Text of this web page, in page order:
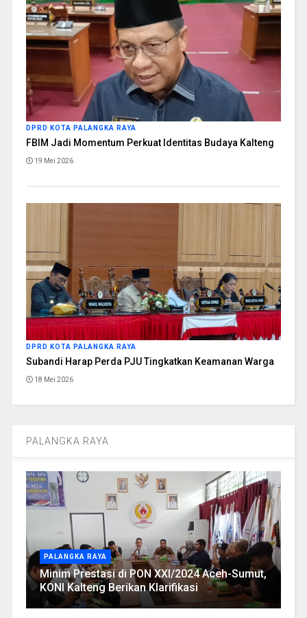
DPRD KOTA PALANGKA RAYA
FBIM Jadi Momentum Perkuat Identitas Budaya Kalteng
19 Mei 2026
DPRD KOTA PALANGKA RAYA
Subandi Harap Perda PJU Tingkatkan Keamanan Warga
18 Mei 2026
PALANGKA RAYA
PALANGKA RAYA
Minim Prestasi di PON XXI/2024 Aceh-Sumut,
KONI Kalteng Berikan Klarifikasi